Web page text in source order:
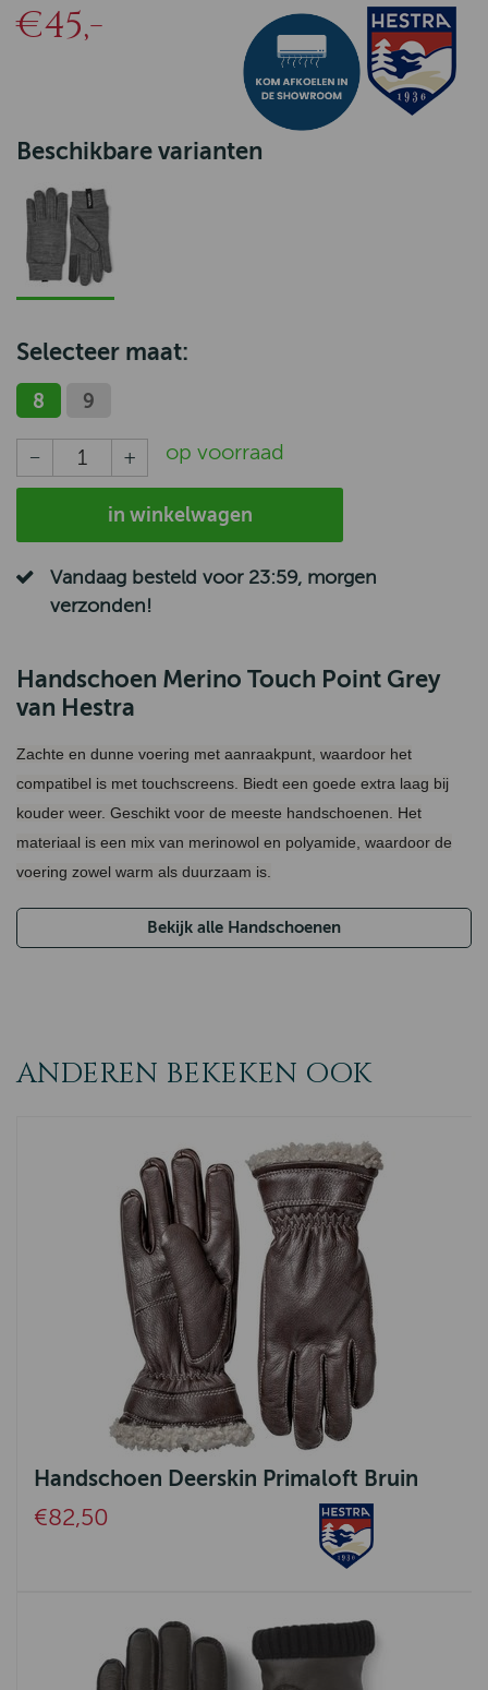
€45,-
Beschikbare varianten
Selecteer maat:
8 9
op voorraad
in winkelwagen
Vandaag besteld voor 23:59, morgen
verzonden!
Handschoen Merino Touch Point Grey
van Hestra
Zachte en dunne voering met aanraakpunt, waardoor het
compatibel is met touchscreens. Biedt een goede extra laag bij
kouder weer. Geschikt voor de meeste handschoenen. Het
materiaal is een mix van merinowol en polyamide, waardoor de
voering zowel warm als duurzaam is.
Bekijk alle Handschoenen
ANDEREN BEKEKEN OOK
Handschoen Deerskin Primaloft Bruin
€82,50